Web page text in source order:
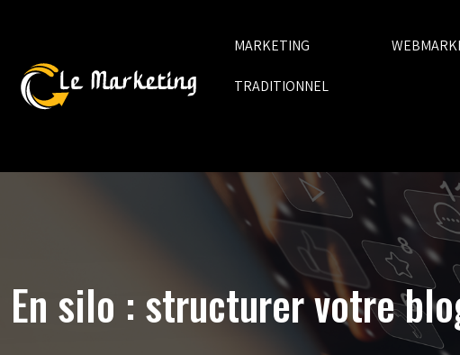
MARKETING
TRADITIONNEL
En silo : structurer votre